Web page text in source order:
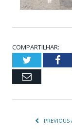
COMPARTILHAR:
Twitter
Email
PREVIOUS